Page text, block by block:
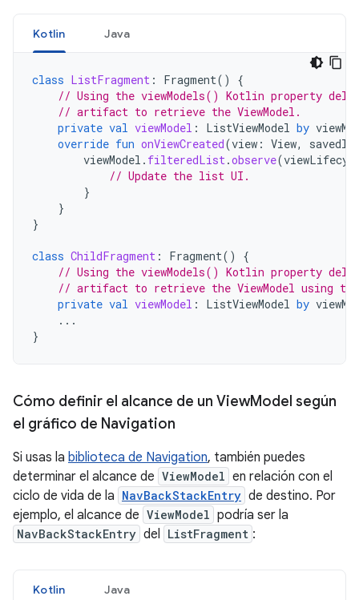
Kotlin Java
class ListFragment : Fragment()
{
// Using the viewModels() Kotlin property
// artifact to retrieve the ViewModel.
private val viewModel : ListViewModel by
override fun onViewCreated(view : View,
viewModel . filteredList.observe(
// Update the list UI.
}
}
}
class ChildFragment : Fragment()
{
// Using the viewModels() Kotlin property
// artifact to retrieve the ViewModel using the
private val viewModel : ListViewModel by
...
}
Cómo definir el alcance de un ViewModel según
el gráfico de Navigation
Si usas la biblioteca de Navigation, también puedes
determinar el alcance de ViewModel en relación con el
ciclo de vida de la NavBackStackEntry de destino. Por
ejemplo, el alcance de ViewModel podría ser la
NavBackStackEntry del ListFragment :
Kotlin Java